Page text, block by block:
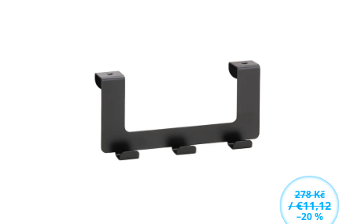
278 Kč
/ €11,12
–20 %